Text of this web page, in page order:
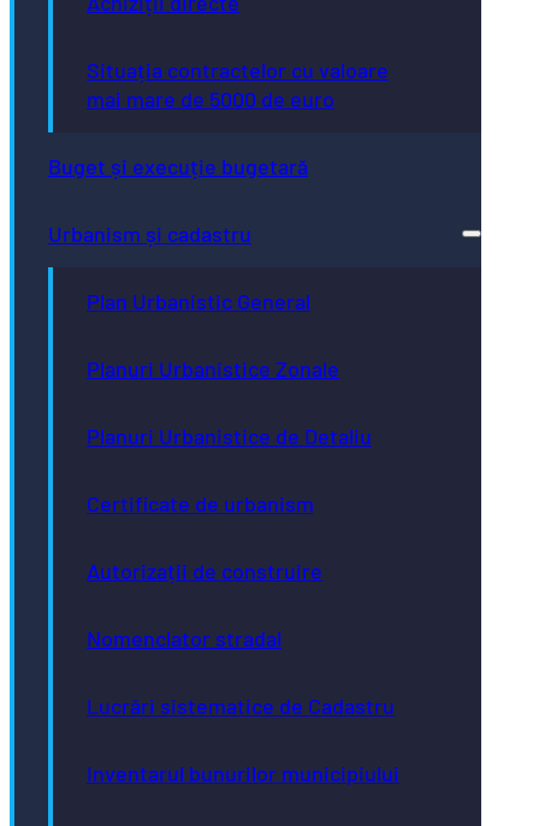
Situația contractelor cu valoare
mai mare de 5000 de euro
Buget și execuție bugetară
Urbanism și cadastru
Plan Urbanistic General
Planuri Urbanistice Zonale
Planuri Urbanistice de Detaliu
Certificate de urbanism
Autorizații de construire
Nomenclator stradal
Lucrări sistematice de Cadastru
Inventarul bunurilor municipiului